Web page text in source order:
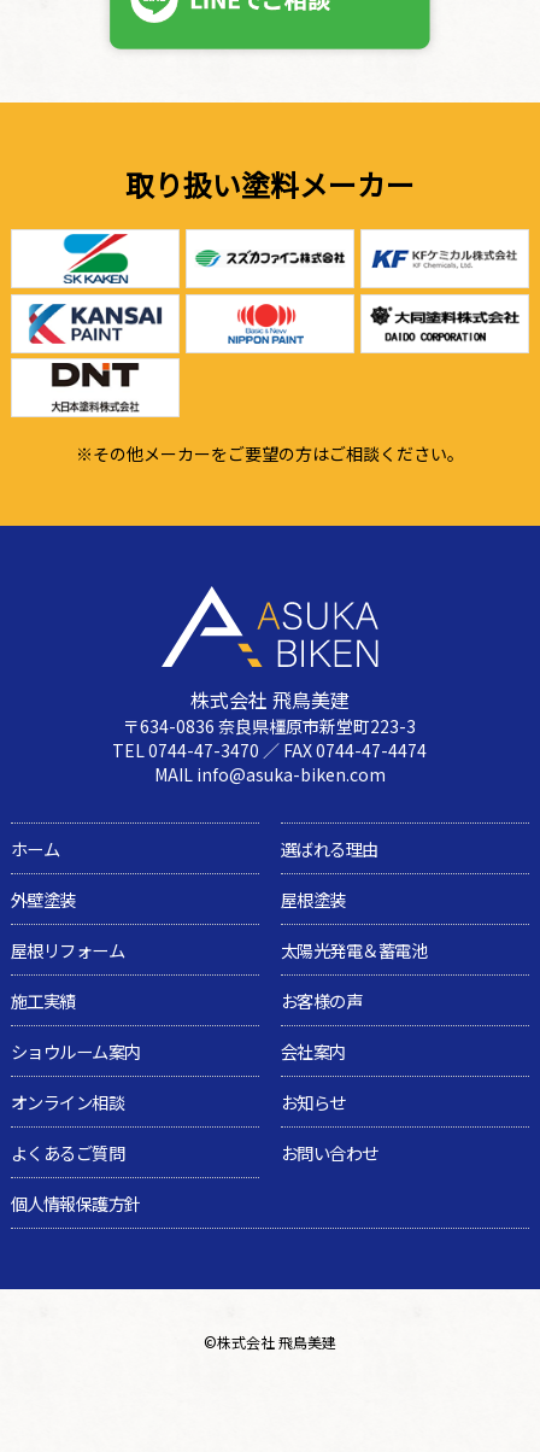
取り扱い塗料メーカー
※その他メーカーをご要望の方はご相談ください。
株式会社 飛鳥美建
〒634-0836 奈良県橿原市新堂町223-3
TEL 0744-47-3470 ／ FAX 0744-47-4474
MAIL info@asuka-biken.com
ホーム
選ばれる理由
外壁塗装
屋根塗装
屋根リフォーム
太陽光発電＆蓄電池
施工実績
お客様の声
ショウルーム案内
会社案内
オンライン相談
お知らせ
よくあるご質問
お問い合わせ
個人情報保護方針
©株式会社 飛鳥美建